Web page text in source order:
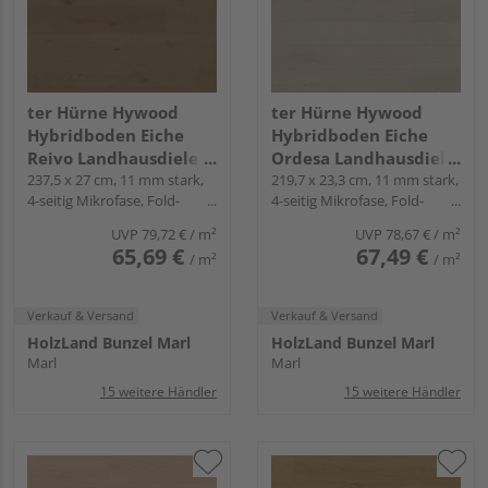
ter Hürne Hywood
Hybridboden Eiche
Reivo Landhausdiele
lackiert extramatt
lebhaft - Noblesse
237,5 x 27 cm, 11 mm stark,
4-seitig Mikrofase, Fold-
UVP 79,72 €/ m²
65,69 € / m²
Verkauf & Versand
HolzLand Bunzel Marl
Marl
15 weitere Händler
ter Hürne Hywood
Hybridboden Eiche
Ordesa Landhausdiele
lackiert extramatt
ruhig - CLASSIC
COLLECTION
219,7 x 23,3 cm, 11 mm stark,
4-seitig Mikrofase, Fold-
UVP 78,67 €/ m²
67,49 € / m²
Verkauf & Versand
HolzLand Bunzel Marl
Marl
15 weitere Händler